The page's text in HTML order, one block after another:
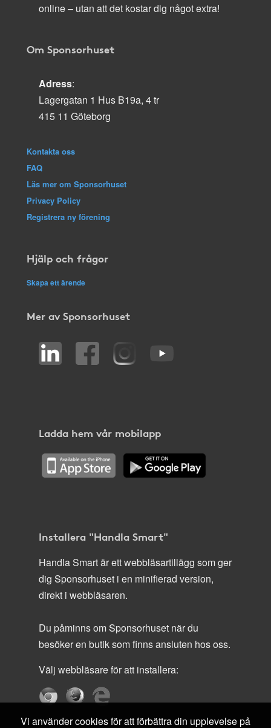
online – utan att det kostar dig något extra!
Om Sponsorhuset
Adress:
Lagergatan 1 Hus B19a, 4 tr
415 11 Göteborg
Kontakta oss
FAQ
Läs mer om Sponsorhuset
Privacy Policy
Registrera ny förening
Hjälp och frågor
Skapa ett ärende
Mer av Sponsorhuset
Ladda hem vår mobilapp
Installera "Handla Smart"
Handla Smart är ett webbläsartillägg som ger
dig Sponsorhuset i en minifierad version,
direkt i webbläsaren.
Du påminns om Sponsorhuset när du
besöker en butik som finns ansluten hos oss.
Välj webbläsare för att installera:
Vi använder cookies för att förbättra din upplevelse på